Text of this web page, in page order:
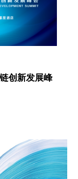
创新发展峰